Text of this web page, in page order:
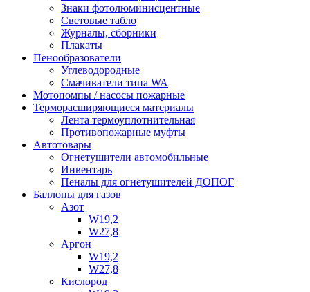
Знаки фотолюминисцентные
Световые табло
Журналы, сборники
Плакаты
Пенообразователи
Углеводородные
Смачиватели типа WA
Мотопомпы / насосы пожарные
Терморасширяющиеся материалы
Лента термоуплотнительная
Противопожарные муфты
Автотовары
Огнетушители автомобильные
Инвентарь
Пеналы для огнетушителей ДОПОГ
Баллоны для газов
Азот
W19,2
W27,8
Аргон
W19,2
W27,8
Кислород